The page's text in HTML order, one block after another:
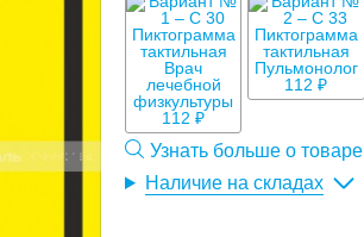
112 ₽
112 ₽
Узнать больше о товаре
Наличие на складах